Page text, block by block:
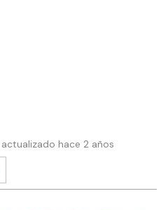
hace 2 años